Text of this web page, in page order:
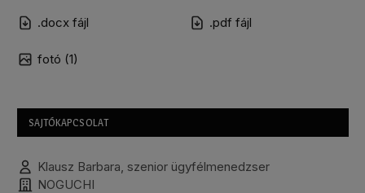
.docx fájl .pdf fájl
fotó (1)
SAJTÓKAPCSOLAT
Klausz Barbara, szenior ügyfélmenedzser
NOGUCHI